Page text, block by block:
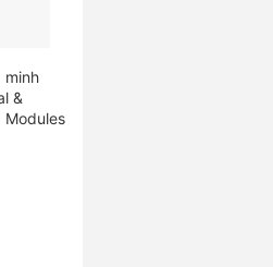
minh
&
Modules